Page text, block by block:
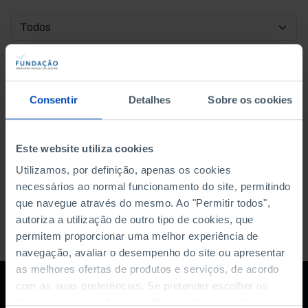
Consentir Detalhes Sobre os cookies
Este website utiliza cookies
Utilizamos, por definição, apenas os cookies
necessários ao normal funcionamento do site, permitindo
que navegue através do mesmo. Ao "Permitir todos",
autoriza a utilização de outro tipo de cookies, que
permitem proporcionar uma melhor experiência de
navegação, avaliar o desempenho do site ou apresentar
as melhores ofertas de produtos e serviços, de acordo
com as suas preferências. Se pretender escolher os
DATA DE INÍCIO
DATA DE FIM